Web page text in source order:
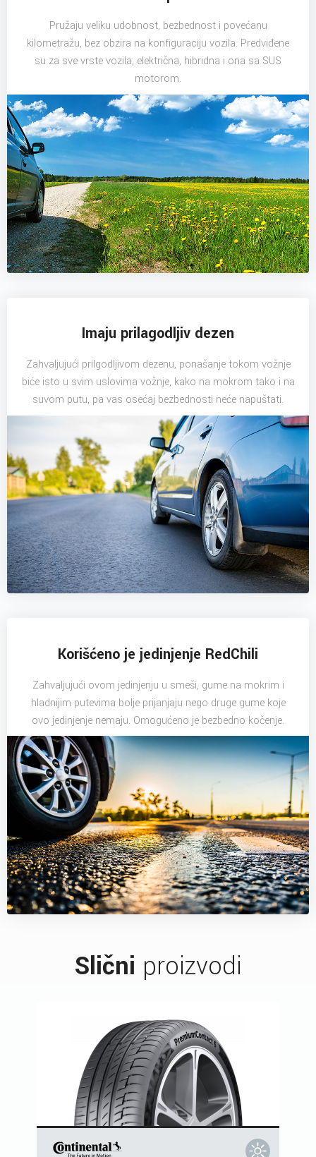
Pružaju veliku udobnost, bezbednost i povećanu
kilometražu, bez obzira na konfiguraciju vozila. Predviđene
su za sve vrste vozila, električna, hibridna i ona sa SUS
motorom.
Imaju prilagodljiv dezen
Zahvaljujući prilgodljivom dezenu, ponašanje tokom vožnje
biće isto u svim uslovima vožnje, kako na mokrom tako i na
suvom putu, pa vas osećaj bezbednosti neće napuštati.
Korišćeno je jedinjenje RedChili
Zahvaljujući ovom jedinjenju u smeši, gume na mokrim i
hladnijim putevima bolje prijanjaju nego druge gume koje
ovo jedinjenje nemaju. Omogućeno je bezbedno kočenje.
Slični proizvodi